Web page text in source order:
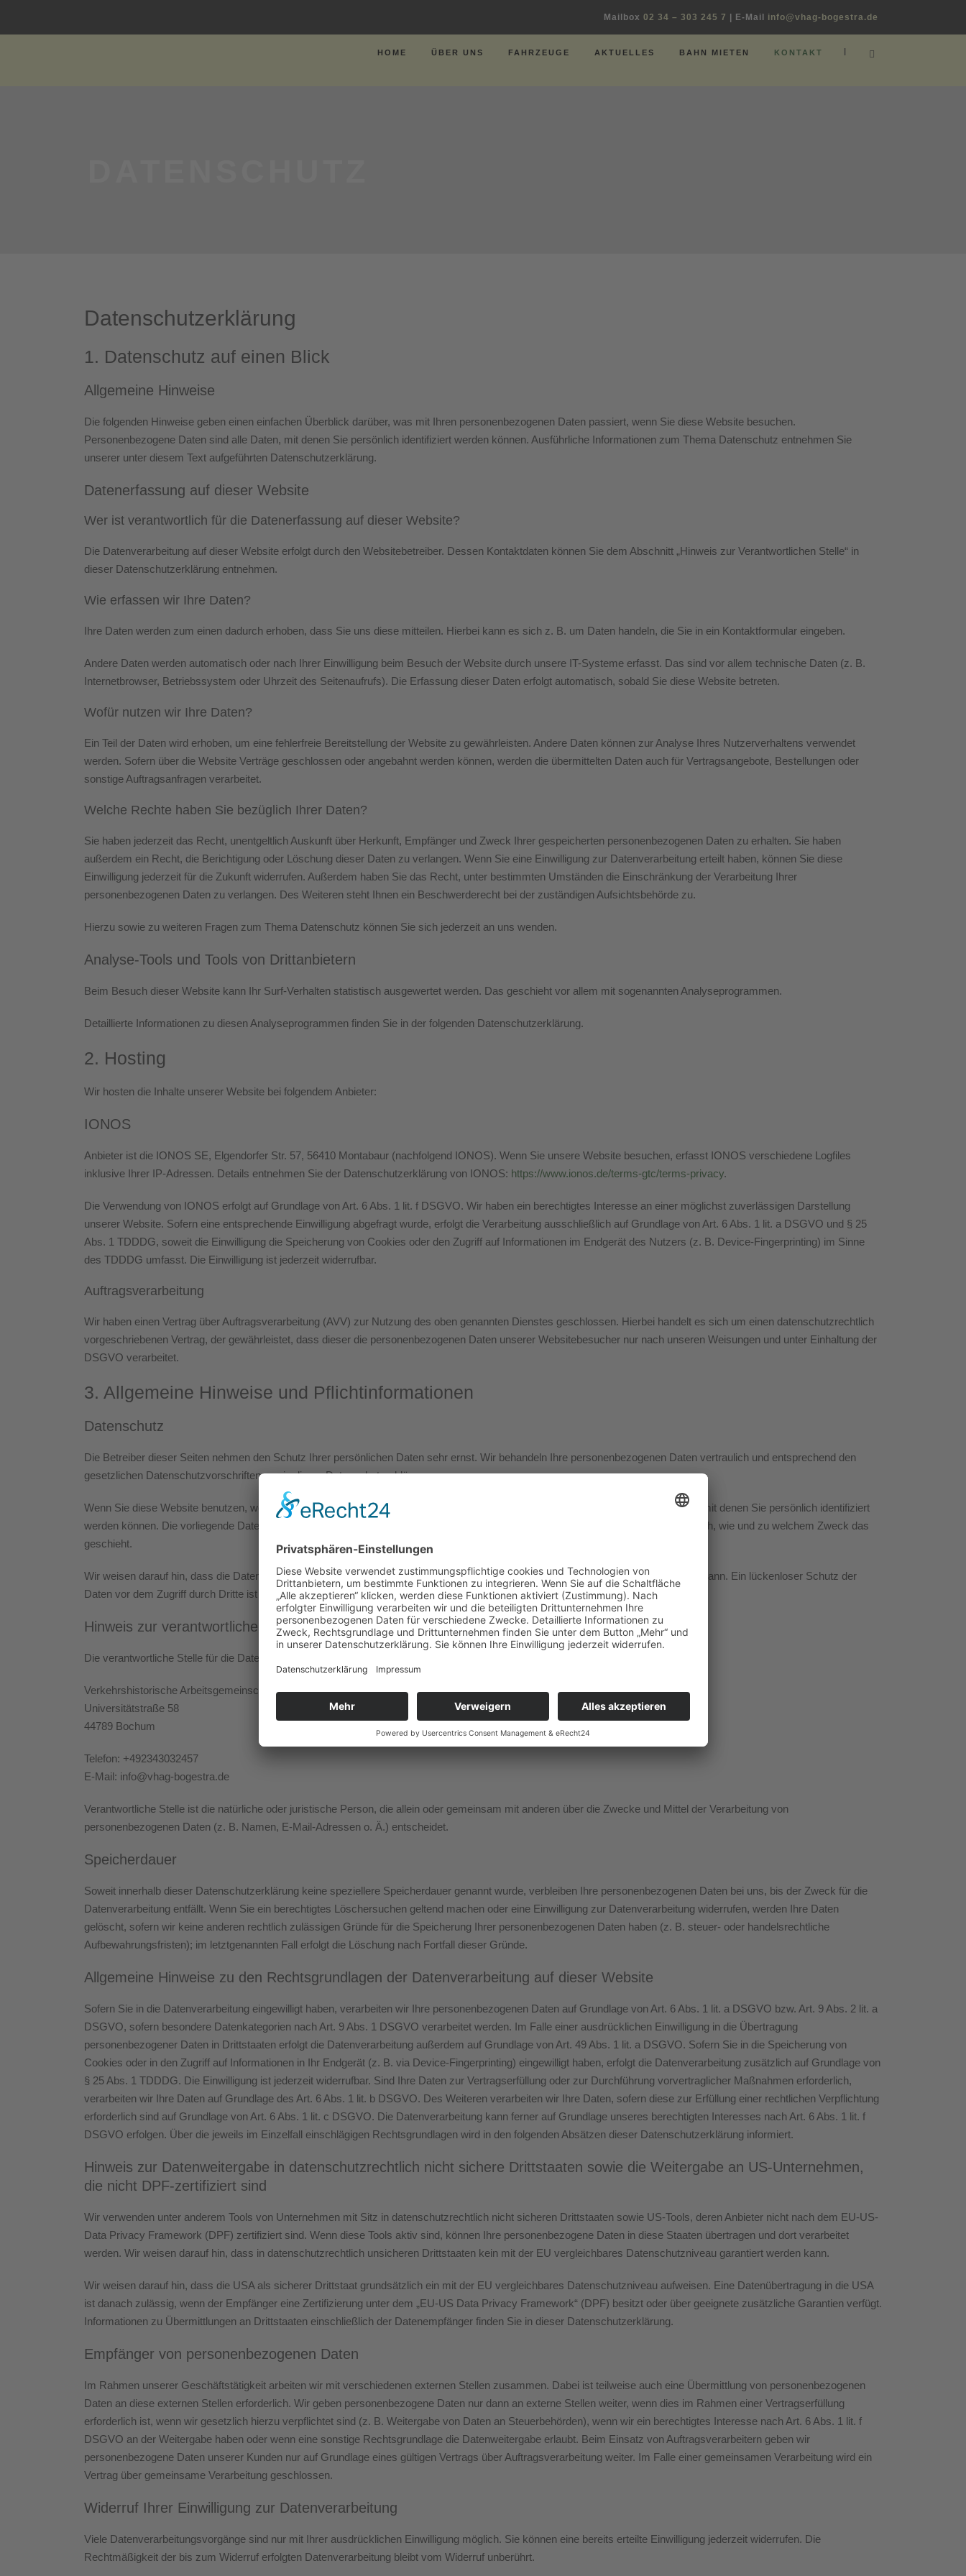
Mailbox 02 34 – 303 245 7 | E-Mail info@vhag-bogestra.de
HOME ÜBER UNS FAHRZEUGE AKTUELLES BAHN MIETEN KONTAKT |
Datenschutz­erklärung
1. Datenschutz auf einen Blick
Allgemeine Hinweise
Die folgenden Hinweise geben einen einfachen Überblick darüber, was mit Ihren personenbezogenen Daten passiert, wenn Sie diese Website besuchen.
Personenbezogene Daten sind alle Daten, mit denen Sie persönlich identifiziert werden können. Ausführliche Informationen zum Thema Datenschutz entnehmen Sie
unserer unter diesem Text aufgeführten Datenschutzerklärung.
Datenerfassung auf dieser Website
Wer ist verantwortlich für die Datenerfassung auf dieser Website?
Die Datenverarbeitung auf dieser Website erfolgt durch den Websitebetreiber. Dessen Kontaktdaten können Sie dem Abschnitt „Hinweis zur Verantwortlichen Stelle“ in
dieser Datenschutzerklärung entnehmen.
Wie erfassen wir Ihre Daten?
Ihre Daten werden zum einen dadurch erhoben, dass Sie uns diese mitteilen. Hierbei kann es sich z. B. um Daten handeln, die Sie in ein Kontaktformular eingeben.
Andere Daten werden automatisch oder nach Ihrer Einwilligung beim Besuch der Website durch unsere IT-Systeme erfasst. Das sind vor allem technische Daten (z. B.
Internetbrowser, Betriebssystem oder Uhrzeit des Seitenaufrufs). Die Erfassung dieser Daten erfolgt automatisch, sobald Sie diese Website betreten.
Wofür nutzen wir Ihre Daten?
Ein Teil der Daten wird erhoben, um eine fehlerfreie Bereitstellung der Website zu gewährleisten. Andere Daten können zur Analyse Ihres Nutzerverhaltens verwendet
werden. Sofern über die Website Verträge geschlossen oder angebahnt werden können, werden die übermittelten Daten auch für Vertragsangebote, Bestellungen oder
sonstige Auftragsanfragen verarbeitet.
Welche Rechte haben Sie bezüglich Ihrer Daten?
Sie haben jederzeit das Recht, unentgeltlich Auskunft über Herkunft, Empfänger und Zweck Ihrer gespeicherten personenbezogenen Daten zu erhalten. Sie haben
außerdem ein Recht, die Berichtigung oder Löschung dieser Daten zu verlangen. Wenn Sie eine Einwilligung zur Datenverarbeitung erteilt haben, können Sie diese
Einwilligung jederzeit für die Zukunft widerrufen. Außerdem haben Sie das Recht, unter bestimmten Umständen die Einschränkung der Verarbeitung Ihrer
personenbezogenen Daten zu verlangen. Des Weiteren steht Ihnen ein Beschwerderecht bei der zuständigen Aufsichtsbehörde zu.
Hierzu sowie zu weiteren Fragen zum Thema Datenschutz können Sie sich jederzeit an uns wenden.
Analyse-Tools und Tools von Dritt­anbietern
Beim Besuch dieser Website kann Ihr Surf-Verhalten statistisch ausgewertet werden. Das geschieht vor allem mit sogenannten Analyseprogrammen.
Detaillierte Informationen zu diesen Analyseprogrammen finden Sie in der folgenden Datenschutzerklärung.
2. Hosting
Wir hosten die Inhalte unserer Website bei folgendem Anbieter:
IONOS
Anbieter ist die IONOS SE, Elgendorfer Str. 57, 56410 Montabaur (nachfolgend IONOS). Wenn Sie unsere Website besuchen, erfasst IONOS verschiedene Logfiles
inklusive Ihrer IP-Adressen. Details entnehmen Sie der Datenschutzerklärung von IONOS: https://www.ionos.de/terms-gtc/terms-privacy.
Die Verwendung von IONOS erfolgt auf Grundlage von Art. 6 Abs. 1 lit. f DSGVO. Wir haben ein berechtigtes Interesse an einer möglichst zuverlässigen Darstellung
unserer Website. Sofern eine entsprechende Einwilligung abgefragt wurde, erfolgt die Verarbeitung ausschließlich auf Grundlage von Art. 6 Abs. 1 lit. a DSGVO und § 25
Abs. 1 TDDDG, soweit die Einwilligung die Speicherung von Cookies oder den Zugriff auf Informationen im Endgerät des Nutzers (z. B. Device-Fingerprinting) im Sinne
des TDDDG umfasst. Die Einwilligung ist jederzeit widerrufbar.
Auftragsverarbeitung
Wir haben einen Vertrag über Auftragsverarbeitung (AVV) zur Nutzung des oben genannten Dienstes geschlossen. Hierbei handelt es sich um einen datenschutzrechtlich
vorgeschriebenen Vertrag, der gewährleistet, dass dieser die personenbezogenen Daten unserer Websitebesucher nur nach unseren Weisungen und unter Einhaltung der
DSGVO verarbeitet.
3. Allgemeine Hinweise und Pflicht­informationen
Datenschutz
Die Betreiber dieser Seiten nehmen den Schutz Ihrer persönlichen Daten sehr ernst. Wir behandeln Ihre personenbezogenen Daten vertraulich und entsprechend den
gesetzlichen Datenschutzvorschriften sowie dieser Datenschutzerklärung.
Wenn Sie diese Website benutzen, werden verschiedene personenbezogene Daten erhoben. Personenbezogene Daten sind Daten, mit denen Sie persönlich identifiziert
werden können. Die vorliegende Datenschutzerklärung erläutert, welche Daten wir erheben und wofür wir sie nutzen. Sie erläutert auch, wie und zu welchem Zweck das
geschieht.
Wir weisen darauf hin, dass die Datenübertragung im Internet (z. B. bei der Kommunikation per E-Mail) Sicherheitslücken aufweisen kann. Ein lückenloser Schutz der
Daten vor dem Zugriff durch Dritte ist nicht möglich.
Hinweis zur verantwortlichen Stelle
Die verantwortliche Stelle für die Datenverarbeitung auf dieser Website ist:
Verkehrshistorische Arbeitsgemeinschaft Bogestra e.V.
Universitätstraße 58
44789 Bochum
Telefon: +492343032457
E-Mail: info@vhag-bogestra.de
Verantwortliche Stelle ist die natürliche oder juristische Person, die allein oder gemeinsam mit anderen über die Zwecke und Mittel der Verarbeitung von
personenbezogenen Daten (z. B. Namen, E-Mail-Adressen o. Ä.) entscheidet.
Speicherdauer
Soweit innerhalb dieser Datenschutzerklärung keine speziellere Speicherdauer genannt wurde, verbleiben Ihre personenbezogenen Daten bei uns, bis der Zweck für die
Datenverarbeitung entfällt. Wenn Sie ein berechtigtes Löschersuchen geltend machen oder eine Einwilligung zur Datenverarbeitung widerrufen, werden Ihre Daten
gelöscht, sofern wir keine anderen rechtlich zulässigen Gründe für die Speicherung Ihrer personenbezogenen Daten haben (z. B. steuer- oder handelsrechtliche
Aufbewahrungsfristen); im letztgenannten Fall erfolgt die Löschung nach Fortfall dieser Gründe.
Allgemeine Hinweise zu den Rechtsgrundlagen der Datenverarbeitung auf dieser Website
Sofern Sie in die Datenverarbeitung eingewilligt haben, verarbeiten wir Ihre personenbezogenen Daten auf Grundlage von Art. 6 Abs. 1 lit. a DSGVO bzw. Art. 9 Abs. 2 lit. a
DSGVO, sofern besondere Datenkategorien nach Art. 9 Abs. 1 DSGVO verarbeitet werden. Im Falle einer ausdrücklichen Einwilligung in die Übertragung
personenbezogener Daten in Drittstaaten erfolgt die Datenverarbeitung außerdem auf Grundlage von Art. 49 Abs. 1 lit. a DSGVO. Sofern Sie in die Speicherung von
Cookies oder in den Zugriff auf Informationen in Ihr Endgerät (z. B. via Device-Fingerprinting) eingewilligt haben, erfolgt die Datenverarbeitung zusätzlich auf Grundlage von
§ 25 Abs. 1 TDDDG. Die Einwilligung ist jederzeit widerrufbar. Sind Ihre Daten zur Vertragserfüllung oder zur Durchführung vorvertraglicher Maßnahmen erforderlich,
verarbeiten wir Ihre Daten auf Grundlage des Art. 6 Abs. 1 lit. b DSGVO. Des Weiteren verarbeiten wir Ihre Daten, sofern diese zur Erfüllung einer rechtlichen Verpflichtung
erforderlich sind auf Grundlage von Art. 6 Abs. 1 lit. c DSGVO. Die Datenverarbeitung kann ferner auf Grundlage unseres berechtigten Interesses nach Art. 6 Abs. 1 lit. f
DSGVO erfolgen. Über die jeweils im Einzelfall einschlägigen Rechtsgrundlagen wird in den folgenden Absätzen dieser Datenschutzerklärung informiert.
Hinweis zur Datenweitergabe in datenschutzrechtlich nicht sichere Drittstaaten sowie die Weitergabe an US-Unternehmen,
die nicht DPF-zertifiziert sind
Wir verwenden unter anderem Tools von Unternehmen mit Sitz in datenschutzrechtlich nicht sicheren Drittstaaten sowie US-Tools, deren Anbieter nicht nach dem EU-US-
Data Privacy Framework (DPF) zertifiziert sind. Wenn diese Tools aktiv sind, können Ihre personenbezogene Daten in diese Staaten übertragen und dort verarbeitet
werden. Wir weisen darauf hin, dass in datenschutzrechtlich unsicheren Drittstaaten kein mit der EU vergleichbares Datenschutzniveau garantiert werden kann.
Wir weisen darauf hin, dass die USA als sicherer Drittstaat grundsätzlich ein mit der EU vergleichbares Datenschutzniveau aufweisen. Eine Datenübertragung in die USA
ist danach zulässig, wenn der Empfänger eine Zertifizierung unter dem „EU-US Data Privacy Framework“ (DPF) besitzt oder über geeignete zusätzliche Garantien verfügt.
Informationen zu Übermittlungen an Drittstaaten einschließlich der Datenempfänger finden Sie in dieser Datenschutzerklärung.
Empfänger von personenbezogenen Daten
Im Rahmen unserer Geschäftstätigkeit arbeiten wir mit verschiedenen externen Stellen zusammen. Dabei ist teilweise auch eine Übermittlung von personenbezogenen
Daten an diese externen Stellen erforderlich. Wir geben personenbezogene Daten nur dann an externe Stellen weiter, wenn dies im Rahmen einer Vertragserfüllung
erforderlich ist, wenn wir gesetzlich hierzu verpflichtet sind (z. B. Weitergabe von Daten an Steuerbehörden), wenn wir ein berechtigtes Interesse nach Art. 6 Abs. 1 lit. f
DSGVO an der Weitergabe haben oder wenn eine sonstige Rechtsgrundlage die Datenweitergabe erlaubt. Beim Einsatz von Auftragsverarbeitern geben wir
personenbezogene Daten unserer Kunden nur auf Grundlage eines gültigen Vertrags über Auftragsverarbeitung weiter. Im Falle einer gemeinsamen Verarbeitung wird ein
Vertrag über gemeinsame Verarbeitung geschlossen.
Widerruf Ihrer Einwilligung zur Datenverarbeitung
Viele Datenverarbeitungsvorgänge sind nur mit Ihrer ausdrücklichen Einwilligung möglich. Sie können eine bereits erteilte Einwilligung jederzeit widerrufen. Die
Rechtmäßigkeit der bis zum Widerruf erfolgten Datenverarbeitung bleibt vom Widerruf unberührt.